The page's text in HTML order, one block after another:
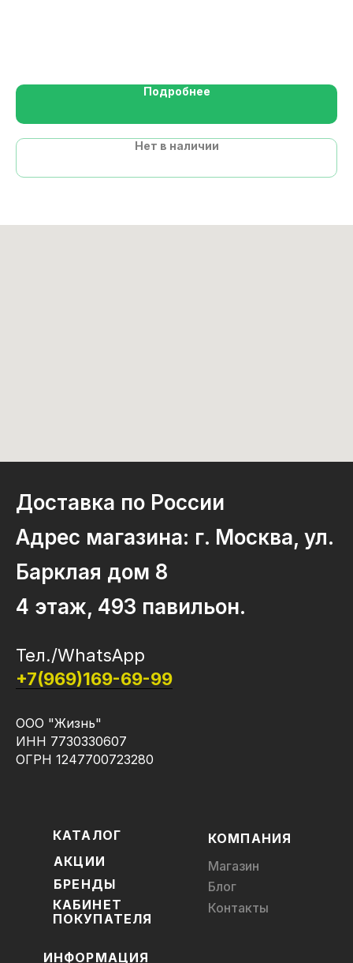
Подробнее
Нет в наличии
Доставка по России
Адрес магазина: г. Москва, ул.
Барклая дом 8
4 этаж, 493 павильон.
Тел./WhatsApp
+7(969)169-69-99
ООО "Жизнь"
ИНН 7730330607
ОГРН 1247700723280
КАТАЛОГ
КАБИНЕТ
ПОКУПАТЕЛЯ
БРЕНДЫ
АКЦИИ
Магазин
Блог
Контакты
КОМПАНИЯ
ИНФОРМАЦИЯ